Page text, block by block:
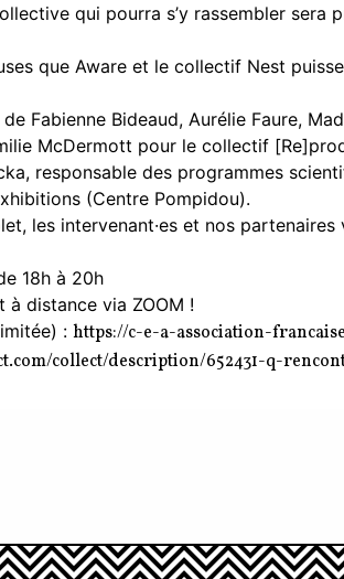
qui pourra s’y rassembler
que Aware et le collectif Nest
Fabienne Bideaud, Aurélie Faure,
McDermott pour le collectif
responsable des programmes
(Centre Pompidou).
les intervenant·es et nos
18h à 20h
à distance via ZOOM !
: https://c-e-a-association-
collect/description/652431-q-